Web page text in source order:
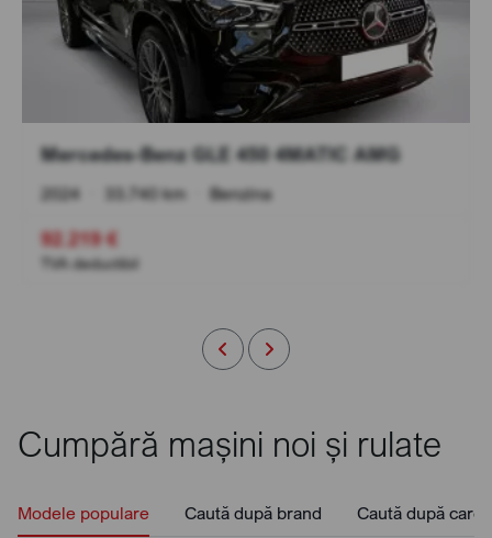
Mercedes-Benz GLE 450 4MATIC AMG
2024 33.740 km Benzina
92.219 €
TVA deductibil
Cumpără mașini noi și rulate
Modele populare Caută după brand Caută după